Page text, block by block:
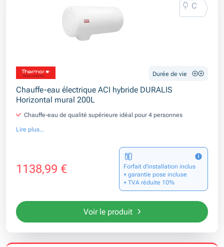
C
Durée de vie
Chauffe-eau électrique ACI hybride DURALIS
Horizontal mural 200L
Chauffe-eau de qualité supérieure idéal pour 4 personnes
Lire plus...
1138,99 €
Forfait d’installation inclus
+ garantie pose incluse
+ TVA réduite 10%
Voir le produit